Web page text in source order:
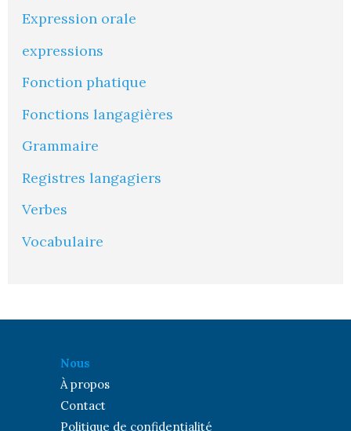
Expression orale
expressions
Fonction phatique
Fonctions langagières
Grammaire
Registres langagiers
Verbes
Vocabulaire
Nous
À propos
Contact
Politique de confidentialité